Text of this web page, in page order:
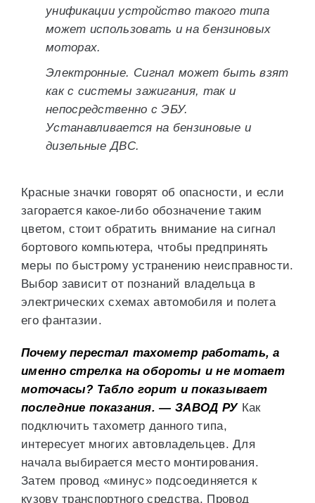
унификации устройство такого типа
может использовать и на бензиновых
моторах.
Электронные. Сигнал может быть взят
как с системы зажигания, так и
непосредственно с ЭБУ.
Устанавливается на бензиновые и
дизельные ДВС.
Красные значки говорят об опасности, и если
загорается какое-либо обозначение таким
цветом, стоит обратить внимание на сигнал
бортового компьютера, чтобы предпринять
меры по быстрому устранению неисправности.
Выбор зависит от познаний владельца в
электрических схемах автомобиля и полета
его фантазии.
Почему перестал тахометр работать, а
именно стрелка на обороты и не мотает
моточасы? Табло горит и показывает
последние показания. — ЗАВОД РУКак
подключить тахометр данного типа,
интересует многих автовладельцев. Для
начала выбирается место монтирования.
Затем провод «минус» подсоединяется к
кузову транспортного средства. Провод